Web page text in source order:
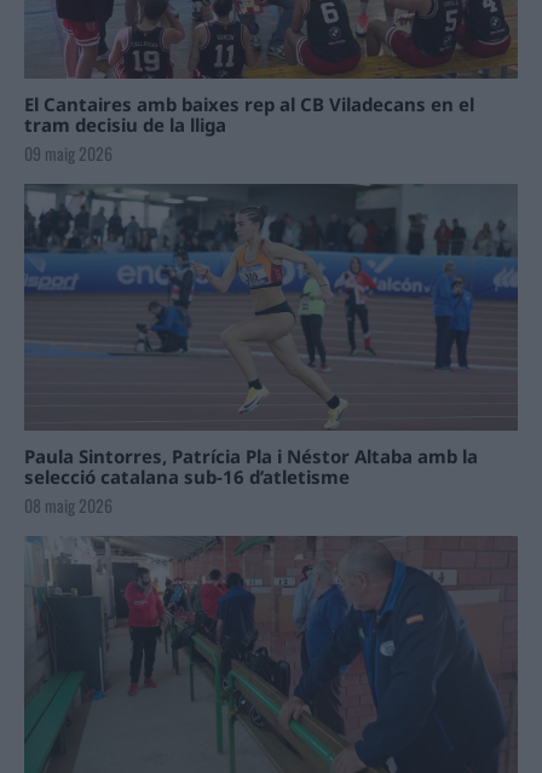
El Cantaires amb baixes rep al CB Viladecans en el
tram decisiu de la lliga
09 maig 2026
Paula Sintorres, Patrícia Pla i Néstor Altaba amb la
selecció catalana sub-16 d’atletisme
08 maig 2026